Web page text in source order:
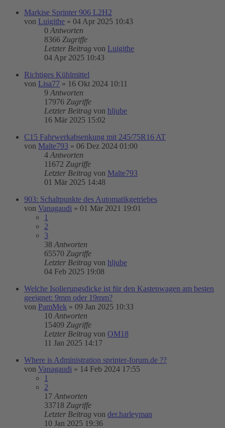
Markise Sprinter 906 L2H2
von Luigithe » 04 Apr 2025 10:43
0 Antworten
8366 Zugriffe
Letzter Beitrag von Luigithe
04 Apr 2025 10:43
Richtiges Kühlmittel
von Lisa77 » 16 Okt 2024 10:11
9 Antworten
17976 Zugriffe
Letzter Beitrag von hljube
16 Mär 2025 15:02
C15 Fahrwerkabsenkung mit 245/75R16 AT
von Malte793 » 06 Dez 2024 01:00
4 Antworten
11672 Zugriffe
Letzter Beitrag von Malte793
01 Mär 2025 14:48
903: Schaltpunkte des Automatikgetriebes
von Vanagaudi » 01 Mär 2021 19:01
1
2
3
38 Antworten
65570 Zugriffe
Letzter Beitrag von hljube
04 Feb 2025 19:08
Welche Isolierungsdicke ist für den Kastenwagen am besten
geeignet: 9mm oder 19mm?
von PamMek » 09 Jan 2025 10:33
10 Antworten
15409 Zugriffe
Letzter Beitrag von OM18
11 Jan 2025 14:17
Where is Administration sprinter-forum.de ??
von Vanagaudi » 14 Feb 2024 17:55
1
2
17 Antworten
33718 Zugriffe
Letzter Beitrag von der.harleyman
10 Jan 2025 19:36